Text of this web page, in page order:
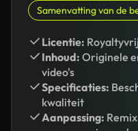
Samenvatting van de
Licentie:
Inhoud: Originele
video's
Specificaties:
kwaliteit
Aanpassing: